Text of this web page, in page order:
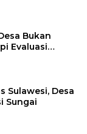
Bukan
Evaluasi
Sulawesi, Desa
Sungai